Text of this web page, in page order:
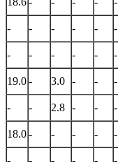
- - - - - -
- - - - - -
19.0- 3.0 - - -
- - 2.8 - - -
18.0- - - - -